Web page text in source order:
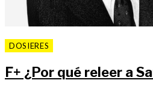
DOSIERES
F+ ¿Por qué releer a